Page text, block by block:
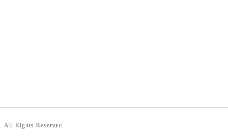
. All Rights Reserved.